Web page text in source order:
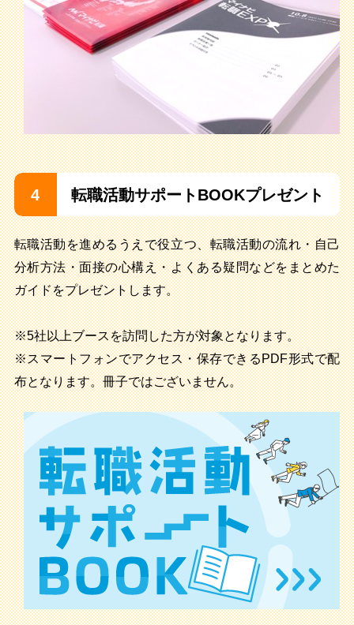
4 転職活動サポートBOOKプレゼント
転職活動を進めるうえで役立つ、転職活動の流れ・自己
分析方法・面接の心構え・よくある疑問などをまとめた
ガイドをプレゼントします。
※5社以上ブースを訪問した方が対象となります。
※スマートフォンでアクセス・保存できるPDF形式で配
布となります。冊子ではございません。